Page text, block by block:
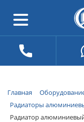
Главная
Радиаторы
Радиатор